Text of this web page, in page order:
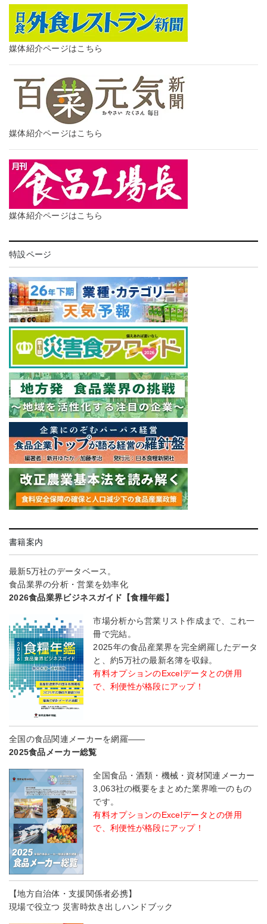
媒体紹介ページはこちら
媒体紹介ページはこちら
媒体紹介ページはこちら
特設ページ
書籍案内
最新5万社のデータベース。
食品業界の分析・営業を効率化
2026食品業界ビジネスガイド【食糧年鑑】
市場分析から営業リスト作成まで、これ一
冊で完結。
2025年の食品産業界を完全網羅したデータ
と、約5万社の最新名簿を収録。
有料オプションのExcelデータとの併用
で、利便性が格段にアップ！
全国の食品関連メーカーを網羅――
2025食品メーカー総覧
全国食品・酒類・機械・資材関連メーカー
3,063社の概要をまとめた業界唯一のもの
です。
有料オプションのExcelデータとの併用
で、利便性が格段にアップ！
【地方自治体・支援関係者必携】
現場で役立つ 災害時炊き出しハンドブック